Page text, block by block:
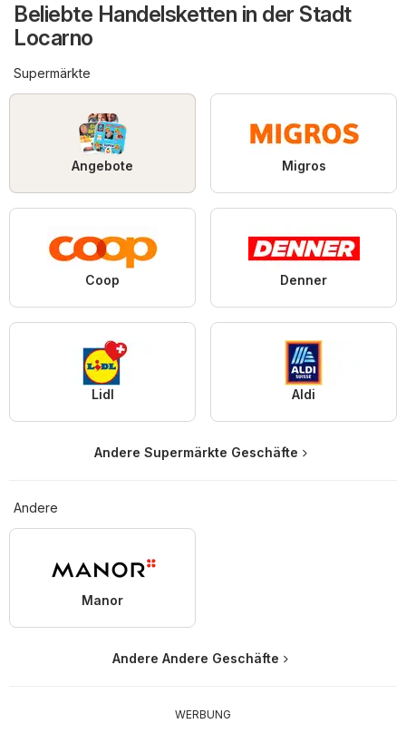
Beliebte Handelsketten in der Stadt
Locarno
Supermärkte
Angebote Migros
Coop Denner
Lidl Aldi
Andere Supermärkte Geschäfte
Andere
Manor
Andere Andere Geschäfte
WERBUNG